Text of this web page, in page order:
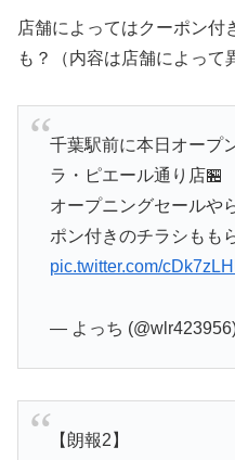
店舗によってはクーポン付
も？（内容は店舗によって
千葉駅前に本日オープ
ラ・ピエール通り店🏪
オープニングセールや
ポン付きのチラシもも
pic.twitter.com/
— よっち
【朗報2】